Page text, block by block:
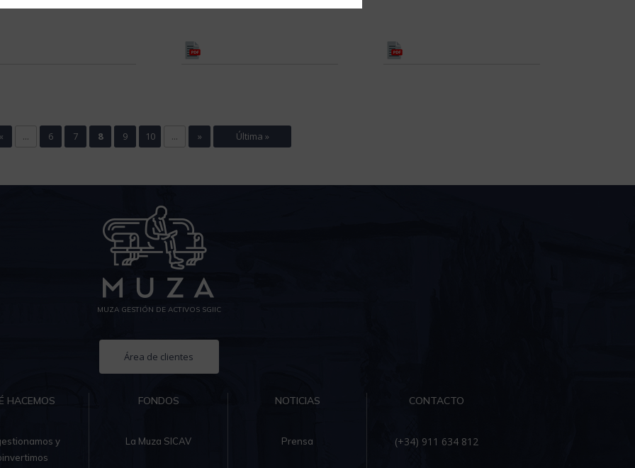
« ... 6 7 8 9 10 ... » Última »
MUZA GESTIÓN DE ACTIVOS SGIIC
Área de clientes
HACEMOS
y
FONDOS
La Muza SICAV
NOTICIAS
Prensa
CONTACTO
(+34) 911 634 812